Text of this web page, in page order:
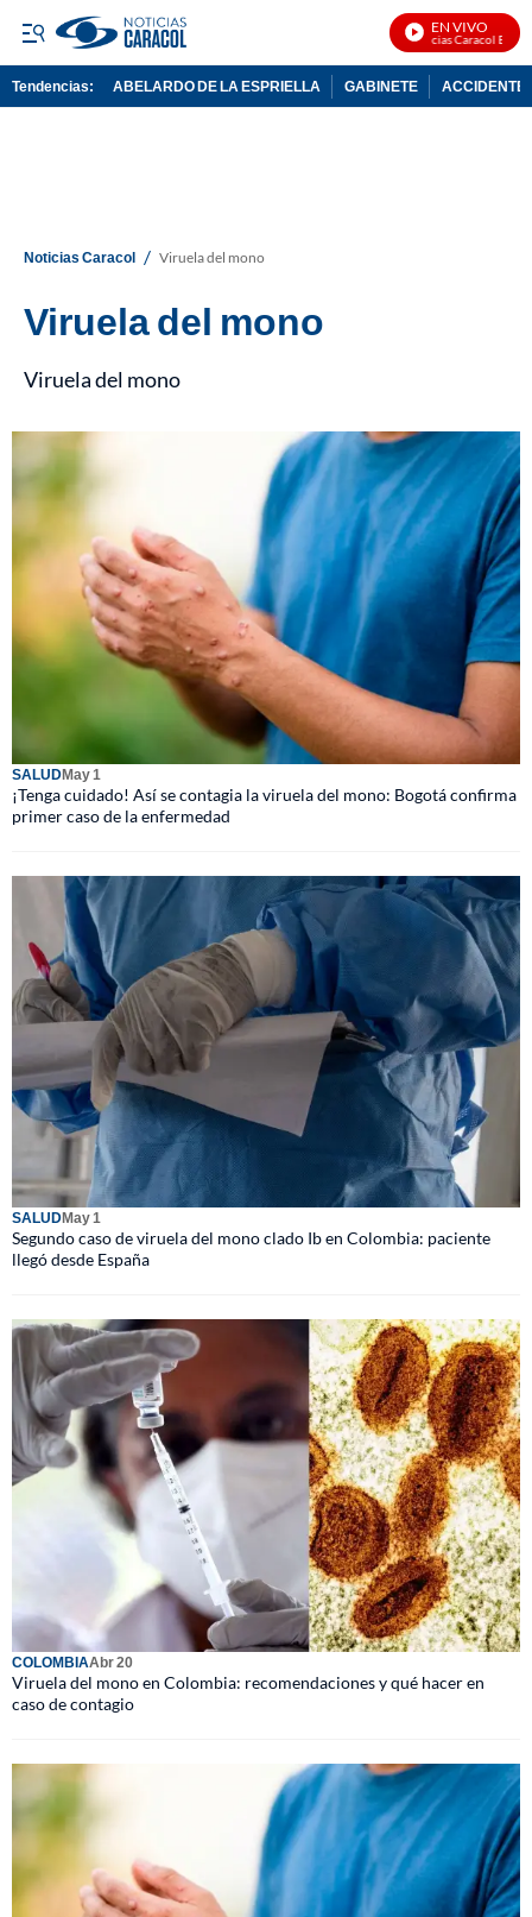
EN VIVO
Noticias Caracol En Vivo
Tendencias: ABELARDO DE LA ESPRIELLA GABINETE ACCIDENTE
Noticias Caracol / Viruela del mono
Viruela del mono
Viruela del mono
SALUDMay 1
¡Tenga cuidado! Así se contagia la viruela del mono: Bogotá confirma
primer caso de la enfermedad
SALUDMay 1
Segundo caso de viruela del mono clado Ib en Colombia: paciente
llegó desde España
COLOMBIAAbr 20
Viruela del mono en Colombia: recomendaciones y qué hacer en
caso de contagio